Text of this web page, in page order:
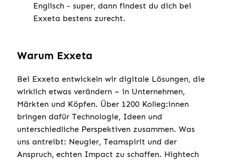
Englisch - super, dann findest du dich bei
Exxeta bestens zurecht.
Warum Exxeta
Bei Exxeta entwickeln wir digitale Lösungen, die
wirklich etwas verändern – in Unternehmen,
Märkten und Köpfen. Über 1200 Kolleg:innen
bringen dafür Technologie, Ideen und
unterschiedliche Perspektiven zusammen. Was
uns antreibt: Neugier, Teamspirit und der
Anspruch, echten Impact zu schaffen. Hightech